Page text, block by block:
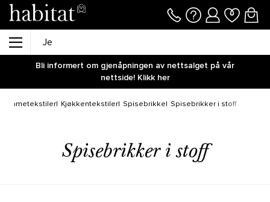
Bli informert om gjenåpningen av nettsalget på vår
nettside! Klikk her
Kjøkkentekstiler Spisebrikke Spisebrikker i stoff
Spisebrikker i stoff